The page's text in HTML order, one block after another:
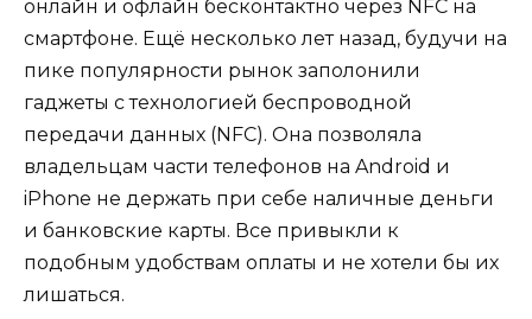
онлайн и офлайн бесконтактно через NFC на
смартфоне. Ещё несколько лет назад, будучи на
пике популярности рынок заполонили
гаджеты с технологией беспроводной
передачи данных (NFC). Она позволяла
владельцам части телефонов на Android и
iPhone не держать при себе наличные деньги
и банковские карты. Все привыкли к
подобным удобствам оплаты и не хотели бы их
лишаться.